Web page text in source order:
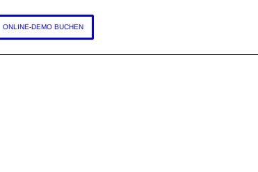
ONLINE-DEMO BUCHEN